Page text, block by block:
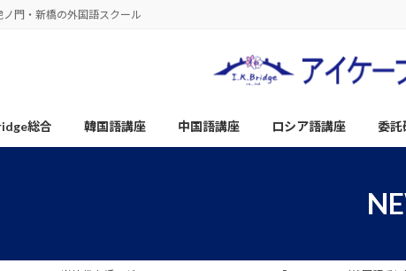
門・新橋の外国語スクール
総合 韓国語講座 中国語講座 ロシア語講座 委託